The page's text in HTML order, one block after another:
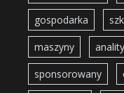
gospodarka
maszyny
sponsorowany